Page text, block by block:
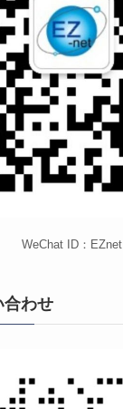
WeChat ID：EZnet
わせ